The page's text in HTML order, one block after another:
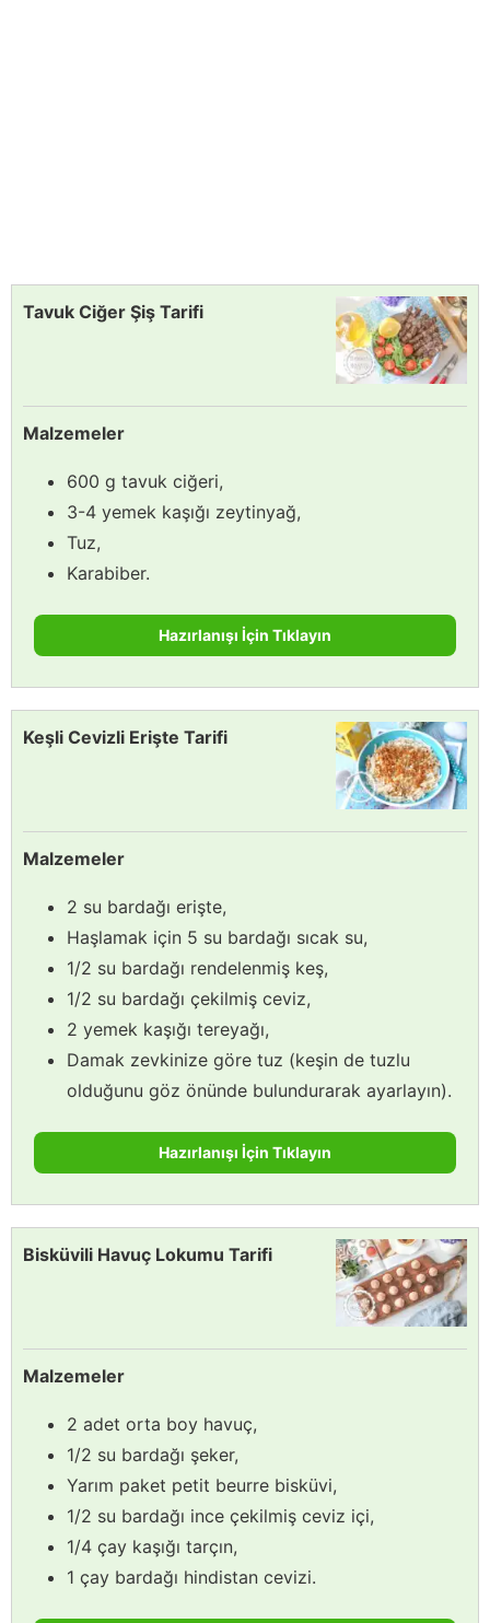
Tavuk Ciğer Şiş Tarifi
Malzemeler
600 g tavuk ciğeri,
3-4 yemek kaşığı zeytinyağ,
Tuz,
Karabiber.
Hazırlanışı İçin Tıklayın
Keşli Cevizli Erişte Tarifi
Malzemeler
2 su bardağı erişte,
Haşlamak için 5 su bardağı sıcak su,
1/2 su bardağı rendelenmiş keş,
1/2 su bardağı çekilmiş ceviz,
2 yemek kaşığı tereyağı,
Damak zevkinize göre tuz (keşin de tuzlu
olduğunu göz önünde bulundurarak ayarlayın).
Hazırlanışı İçin Tıklayın
Bisküvili Havuç Lokumu Tarifi
Malzemeler
2 adet orta boy havuç,
1/2 su bardağı şeker,
Yarım paket petit beurre bisküvi,
1/2 su bardağı ince çekilmiş ceviz içi,
1/4 çay kaşığı tarçın,
1 çay bardağı hindistan cevizi.